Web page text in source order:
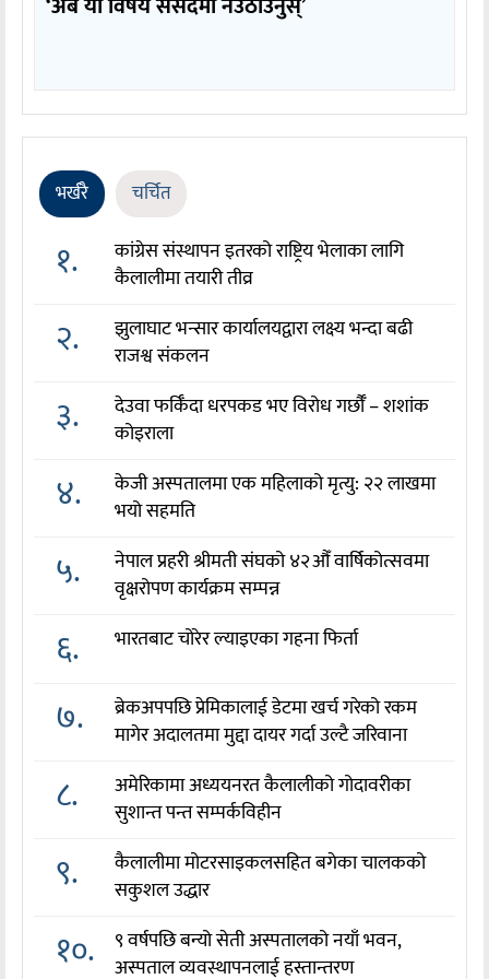
भर्खरै चर्चित
१.
कांग्रेस संस्थापन इतरको राष्ट्रिय भेलाका लागि
कैलालीमा तयारी तीव्र
२.
झुलाघाट भन्सार कार्यालयद्वारा लक्ष्य भन्दा बढी
राजश्व संकलन
३.
देउवा फर्किँदा धरपकड भए विरोध गर्छौँं – शशांक
कोइराला
४.
केजी अस्पतालमा एक महिलाको मृत्यु: २२ लाखमा
भयो सहमति
५.
नेपाल प्रहरी श्रीमती संघको ४२औँ वार्षिकोत्सवमा
वृक्षरोपण कार्यक्रम सम्पन्न
६. भारतबाट चोरेर ल्याइएका गहना फिर्ता
७.
ब्रेकअपपछि प्रेमिकालाई डेटमा खर्च गरेको रकम
मागेर अदालतमा मुद्दा दायर गर्दा उल्टै जरिवाना
८.
अमेरिकामा अध्ययनरत कैलालीको गोदावरीका
सुशान्त पन्त सम्पर्कविहीन
९.
कैलालीमा मोटरसाइकलसहित बगेका चालकको
सकुशल उद्धार
१०.
९ वर्षपछि बन्यो सेती अस्पतालको नयाँ भवन,
अस्पताल व्यवस्थापनलाई हस्तान्तरण